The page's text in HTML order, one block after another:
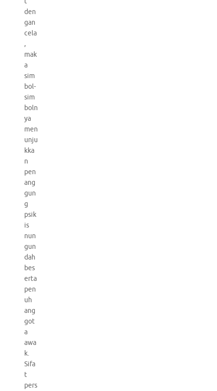
den
gan
cela
,
mak
a
sim
bol-
sim
boln
ya
men
unju
kka
n
pen
ang
gun
g
psik
is
nun
gun
dah
bes
erta
pen
uh
ang
got
a
awa
k.
Sifa
t
pers